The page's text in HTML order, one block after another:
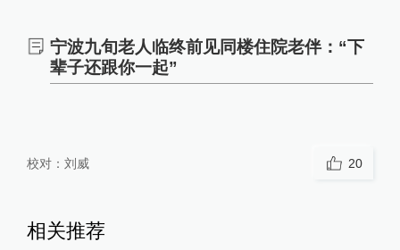
宁波九旬老人临终前见同楼住院老伴：“下
辈子还跟你一起”
校对： 刘威 20
相关推荐